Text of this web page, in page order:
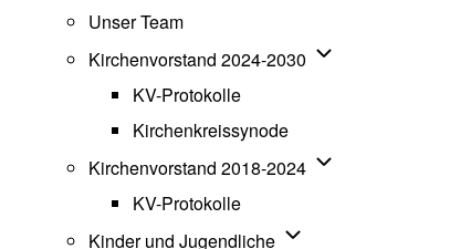
Unser Team
Kirchenvorstand 2024-2030 Unternavigation
KV-Protokolle
Kirchenkreissynode
Kirchenvorstand 2018-2024 Unternavigation
KV-Protokolle
Kinder und Jugendliche Unternavigation von